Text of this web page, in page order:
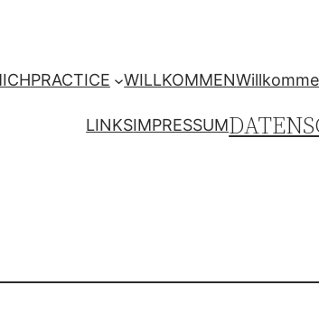
PRACTICE WILLKOMMEN
LINKSIMPRESSUM